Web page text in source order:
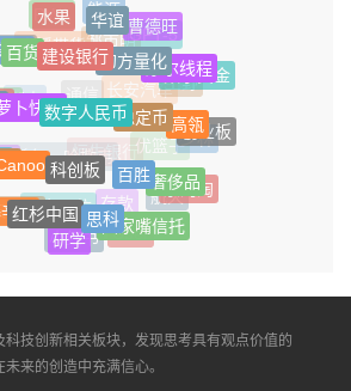
能源
RWA
水果 华谊 曹德旺
GPT-5
邹市明
直播带货
股
姬
百货建设银行幻方量化
摩尔线程
数字黄金
王野
长安汽车
通信
湖人
卜快跑数字人民币稳定币
高瓴
创业板
少林
优篮子
恒生银行
希尔・哈撒韦
科创板 百胜
奢侈品
京淘淘
航天
存款
山东国信
德玛
格
红杉中国 思科
陆家嘴信托
Uber
小红书
研学
技创新相关板块，发现思考具有观点价值的
来的创造中充满信心。